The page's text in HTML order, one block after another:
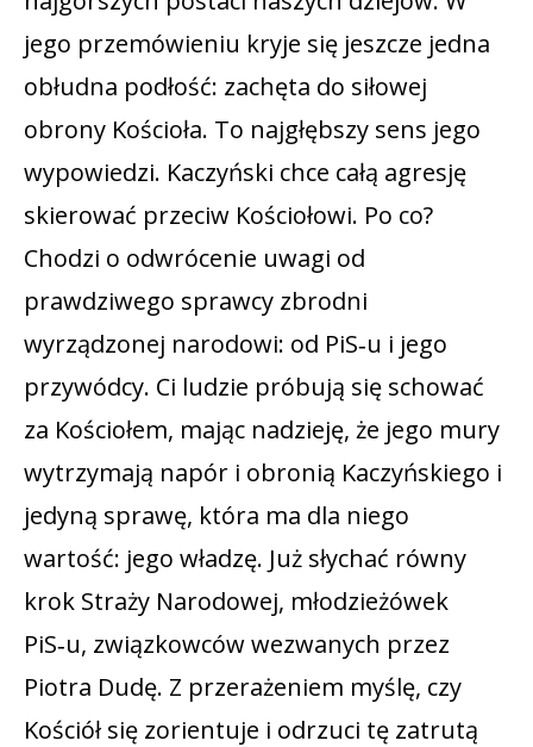
jego przemówieniu kryje się jeszcze jedna
obłudna podłość: zachęta do siłowej
obrony Kościoła. To najgłębszy sens jego
wypowiedzi. Kaczyński chce całą agresję
skierować przeciw Kościołowi. Po co?
Chodzi o odwrócenie uwagi od
prawdziwego sprawcy zbrodni
wyrządzonej narodowi: od PiS‑u i jego
przywódcy. Ci ludzie próbują się schować
za Kościołem, mając nadzieję, że jego mury
wytrzymają napór i obronią Kaczyńskiego i
jedyną sprawę, która ma dla niego
wartość: jego władzę. Już słychać równy
krok Straży Narodowej, młodzieżówek
PiS‑u, związkowców wezwanych przez
Piotra Dudę. Z przerażeniem myślę, czy
Kościół się zorientuje i odrzuci tę zatrutą